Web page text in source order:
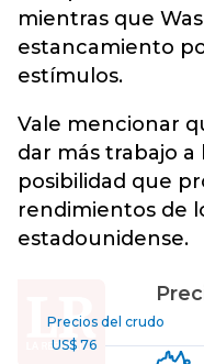
mientras que
estancamiento
estímulos.
Vale mencionar
dar más trabajo a
posibilidad que
rendimientos de
estadounidense.